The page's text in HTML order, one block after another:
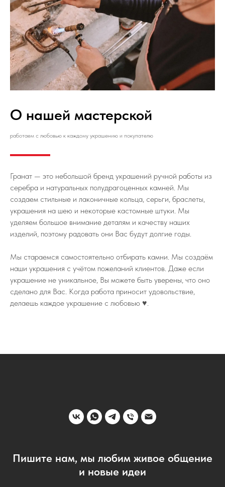
О нашей мастерской
работаем с любовью к каждому украшению и покупателю
Гранат — это небольшой бренд украшений ручной работы из
серебра и натуральных полудрагоценных камней. Мы
создаем стильные и лаконичные кольца, серьги, браслеты,
украшения на шею и некоторые кастомные штуки. Мы
уделяем большое внимание деталям и качеству наших
изделий, поэтому радовать они Вас будут долгие годы.
Мы стараемся самостоятельно отбирать камни. Мы создаём
наши украшения с учётом пожеланий клиентов. Даже если
украшение не уникальное, Вы можете быть уверены, что оно
сделано для Вас. Когда работа приносит удовольствие,
делаешь каждое украшение с любовью ♥️.
Пишите нам, мы любим живое общение
и новые идеи